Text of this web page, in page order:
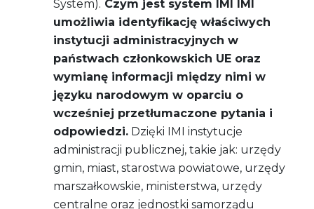
System). Czym jest system IMI
IMI
umożliwia identyfikację właściwych
instytucji administracyjnych w
państwach członkowskich UE oraz
wymianę informacji między nimi w
języku narodowym w oparciu o
wcześniej przetłumaczone pytania i
odpowiedzi. Dzięki IMI instytucje
administracji publicznej, takie jak: urzędy
gmin, miast, starostwa powiatowe, urzędy
marszałkowskie, ministerstwa, urzędy
centralne oraz jednostki samorządu